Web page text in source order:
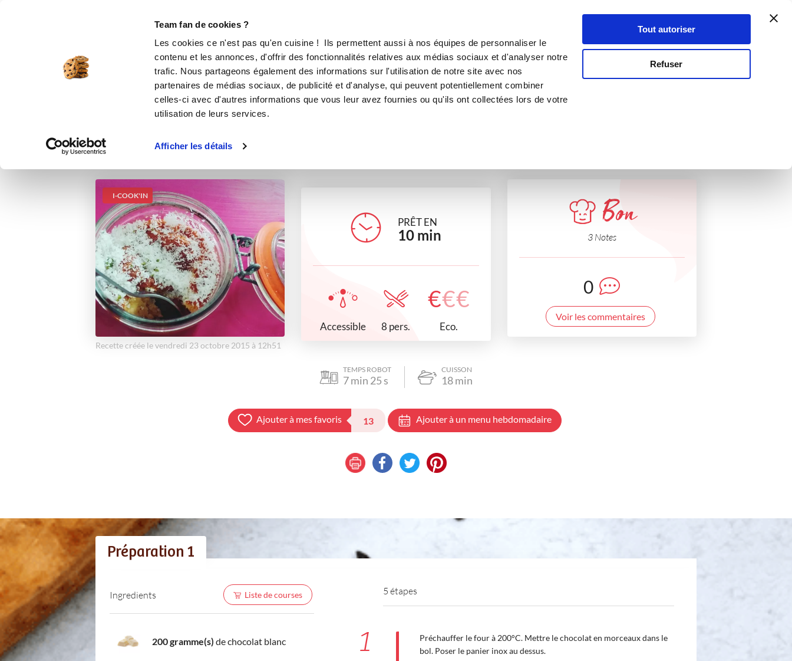
Team fan de cookies ?
Les cookies ce n'est pas qu'en cuisine ! Ils permettent aussi à nos équipes de personnaliser le
contenu et les annonces, d'offrir des fonctionnalités relatives aux médias sociaux et d'analyser notre
trafic. Nous partageons également des informations sur l'utilisation de notre site avec nos
partenaires de médias sociaux, de publicité et d'analyse, qui peuvent potentiellement combiner
celles-ci avec d'autres informations que vous leur avez fournies ou qu'ils ont collectées lors de votre
utilisation de leurs services.
Afficher les détails
Tout autoriser
Refuser
Se connecter
Soufflés chocolat blanc, noix de coco et citron vert
desserts Pour recevoir
I-COOK'IN
Recette créée le vendredi 23 octobre 2015 à 12h51
PRÊT EN
10 min
Accessible 8 pers.
€€€
Eco.
Bon
3 Notes
0
Voir les commentaires
TEMPS ROBOT
7min 25 s
CUISSON
18min
Ajouter à mes favoris 13 Ajouter à un menu hebdomadaire
Préparation 1
Ingredients Liste de courses
200 gramme(s) de chocolat blanc
5 étapes
1
Préchauffer le four à 200°C. Mettre le chocolat en morceaux dans le
bol. Poser le panier inox au dessus.